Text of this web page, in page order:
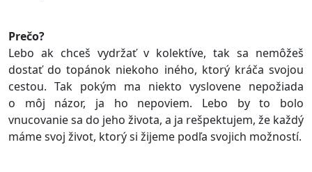
Prečo?
Lebo ak chceš vydržať v kolektíve, tak sa nemôžeš
dostať do topánok niekoho iného, ktorý kráča svojou
cestou. Tak pokým ma niekto vyslovene nepožiada
o môj názor, ja ho nepoviem. Lebo by to bolo
vnucovanie sa do jeho života, a ja rešpektujem, že každý
máme svoj život, ktorý si žijeme podľa svojich možností.